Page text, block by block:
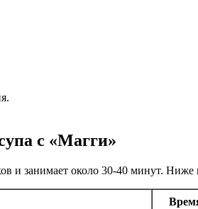
с «Магги»
и занимает около 30-40 минут.